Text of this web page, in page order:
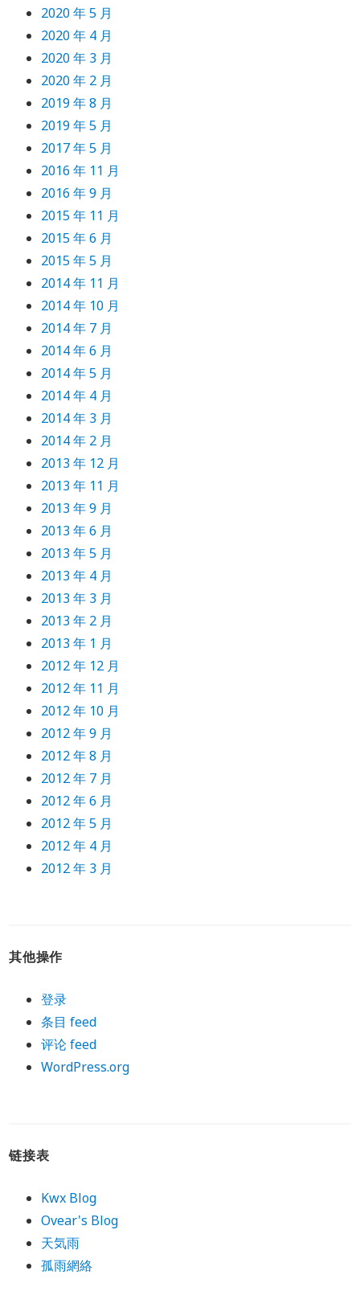
2020 年 5 月
2020 年 4 月
2020 年 3 月
2020 年 2 月
2019 年 8 月
2019 年 5 月
2017 年 5 月
2016 年 11 月
2016 年 9 月
2015 年 11 月
2015 年 6 月
2015 年 5 月
2014 年 11 月
2014 年 10 月
2014 年 7 月
2014 年 6 月
2014 年 5 月
2014 年 4 月
2014 年 3 月
2014 年 2 月
2013 年 12 月
2013 年 11 月
2013 年 9 月
2013 年 6 月
2013 年 5 月
2013 年 4 月
2013 年 3 月
2013 年 2 月
2013 年 1 月
2012 年 12 月
2012 年 11 月
2012 年 10 月
2012 年 9 月
2012 年 8 月
2012 年 7 月
2012 年 6 月
2012 年 5 月
2012 年 4 月
2012 年 3 月
其他操作
登录
条目 feed
评论 feed
WordPress.org
链接表
Kwx Blog
Ovear's Blog
天気雨
孤雨網絡